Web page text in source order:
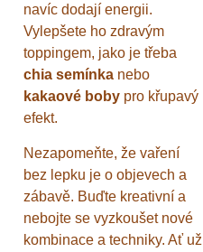
navíc dodají energii.
Vylepšete ho zdravým
toppingem, jako je třeba
chia semínka nebo
kakaové boby pro křupavý
efekt.
Nezapomeňte, že vaření
bez lepku je o objevech a
zábavě. Buďte kreativní a
nebojte se vyzkoušet nové
kombinace a techniky. Ať už